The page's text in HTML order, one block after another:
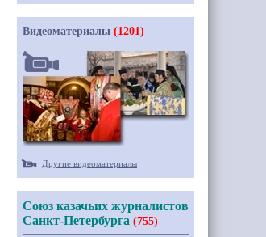
Видеоматериалы (1201)
Другие видеоматериалы
Союз казачьих журналистов
Санкт-Петербурга (755)